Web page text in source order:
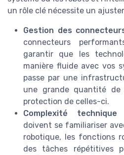
un rôle clé nécessite un
Gestion des
connecteurs
garantir que les
manière fluide avec vos
passe par une
une grande quantité
protection de celles-ci.
Complexité technique
doivent se familiariser
robotique, les fonctions
des tâches répétitives